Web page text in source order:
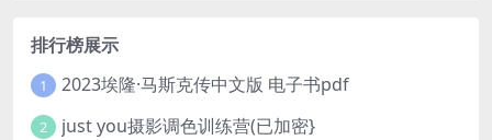
排行榜展示
1 2023埃隆·马斯克传中文版 电子书pdf
2 just you摄影调色训练营(已加密}